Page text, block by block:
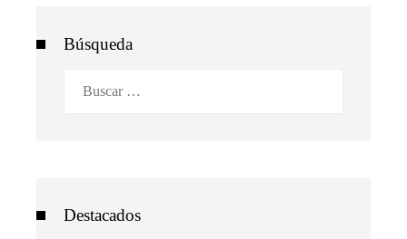
Búsqueda
Destacados